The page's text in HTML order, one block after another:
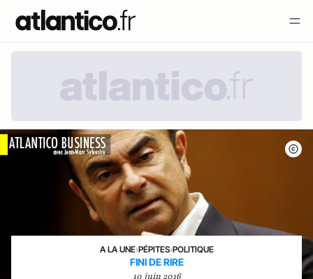
A LA UNE›PÉPITES›POLITIQUE
FINI DE RIRE
10 juin 2016